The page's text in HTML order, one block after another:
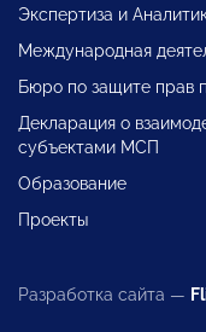
Экспертиза и
Международная
Бюро по защите прав
Декларация о
субъектами МСП
Образование
Проекты
Разработка сайта —